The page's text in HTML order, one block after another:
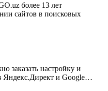
более 13 лет
сайтов в поисковых
заказать настройку и
Яндекс.Директ и Google…